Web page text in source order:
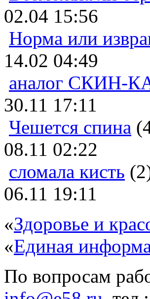
02.04 15:56
Норма или
14.02 04:49
аналог СКИН-
30.11 17:11
Чешется спина
08.11 02:22
сломала кисть
06.11 19:11
«Здоровье и
«Единая
По вопросам